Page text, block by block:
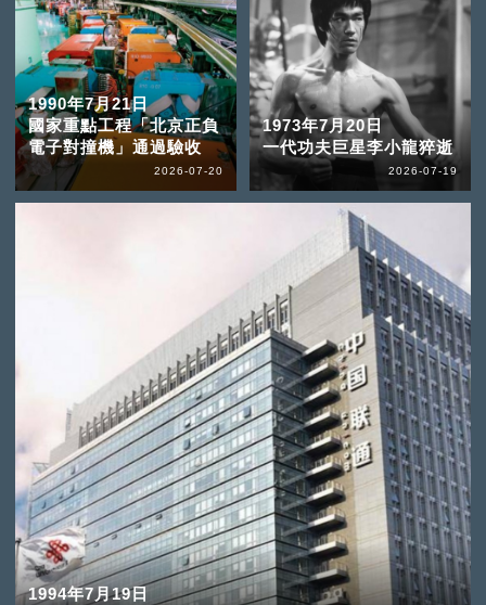
1990年7月21日
國家重點工程「北京正負
電子對撞機」通過驗收
2026-07-20
1973年7月20日
一代功夫巨星李小龍猝逝
2026-07-19
1994年7月19日